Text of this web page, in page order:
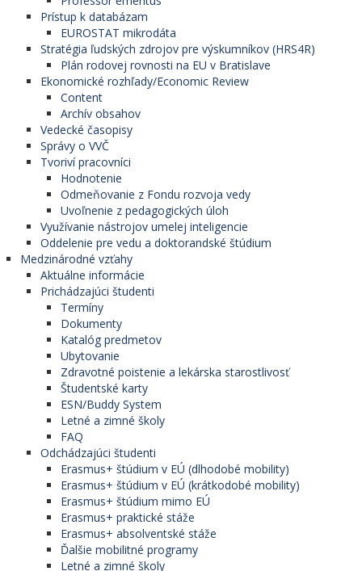
Prístup k databázam
EUROSTAT mikrodáta
Stratégia ľudských zdrojov pre výskumníkov (HRS4R)
Plán rodovej rovnosti na EU v Bratislave
Ekonomické rozhľady/Economic Review
Content
Archív obsahov
Vedecké časopisy
Správy o VVČ
Tvoriví pracovníci
Hodnotenie
Odmeňovanie z Fondu rozvoja vedy
Uvoľnenie z pedagogických úloh
Využívanie nástrojov umelej inteligencie
Oddelenie pre vedu a doktorandské štúdium
Medzinárodné vzťahy
Aktuálne informácie
Prichádzajúci študenti
Termíny
Dokumenty
Katalóg predmetov
Ubytovanie
Zdravotné poistenie a lekárska starostlivosť
Študentské karty
ESN/Buddy System
Letné a zimné školy
FAQ
Odchádzajúci študenti
Erasmus+ štúdium v EÚ (dlhodobé mobility)
Erasmus+ štúdium v EÚ (krátkodobé mobility)
Erasmus+ štúdium mimo EÚ
Erasmus+ praktické stáže
Erasmus+ absolventské stáže
Ďalšie mobilitné programy
Letné a zimné školy